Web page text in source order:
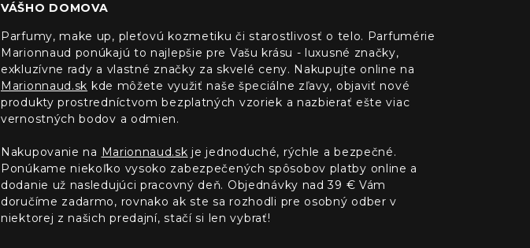
VÁŠHO DOMOVA
Parfumy, make up, pleťovú kozmetiku či starostlivosť o telo. Parfumérie
Marionnaud ponúkajú to najlepšie pre Vašu krásu - luxusné značky,
exkluzívne rady a vlastné značky za skvelé ceny. Nakupujte online na
Marionnaud.sk kde môžete využiť naše špeciálne zľavy, objaviť nové
produkty prostredníctvom bezplatných vzoriek a nazbierať ešte viac
vernostných bodov a odmien.
Nakupovanie na Marionnaud.sk je jednoduché, rýchle a bezpečné.
Ponúkame niekoľko vysoko zabezpečených spôsobov platby online a
dodanie už nasledujúci pracovný deň. Objednávky nad 39 € Vám
doručíme zadarmo, rovnako ak ste sa rozhodli pre osobný odber v
niektorej z našich predajní, stačí si len vybrať!